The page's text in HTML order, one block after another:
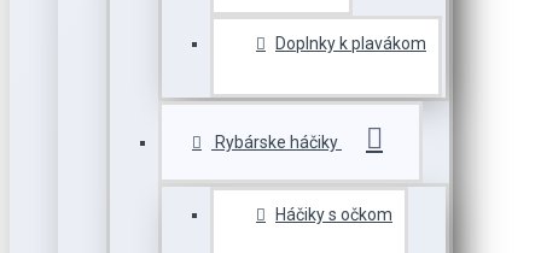
Doplnky k plavákom
Rybárske háčiky
Háčiky s očkom